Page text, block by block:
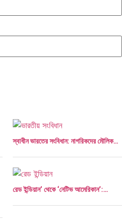
স্বাধীন ভারতের সংবিধান: নাগরিকদের মৌলিক…
রেড ইন্ডিয়ান’ থেকে ‘নেটিভ আমেরিকান’:…